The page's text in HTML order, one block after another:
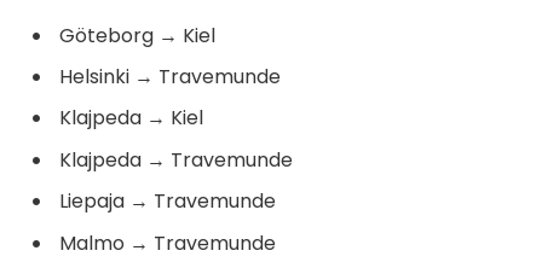
Göteborg → Kiel
Helsinki → Travemunde
Klajpeda → Kiel
Klajpeda → Travemunde
Liepaja → Travemunde
Malmo → Travemunde